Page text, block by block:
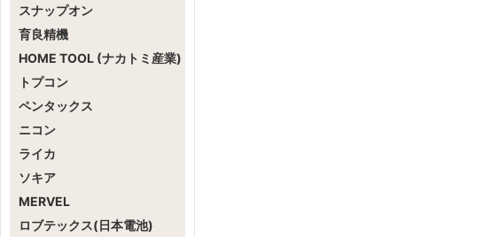
スナップオン
育良精機
HOME TOOL (ナカトミ産業)
トプコン
ペンタックス
ニコン
ライカ
ソキア
MERVEL
ロブテックス(日本電池)